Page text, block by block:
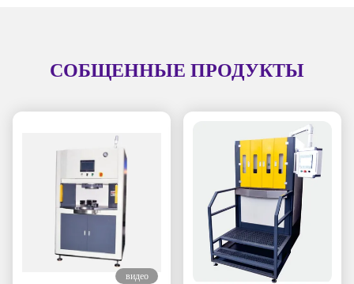
СОБЩЕННЫЕ ПРОДУКТЫ
видео